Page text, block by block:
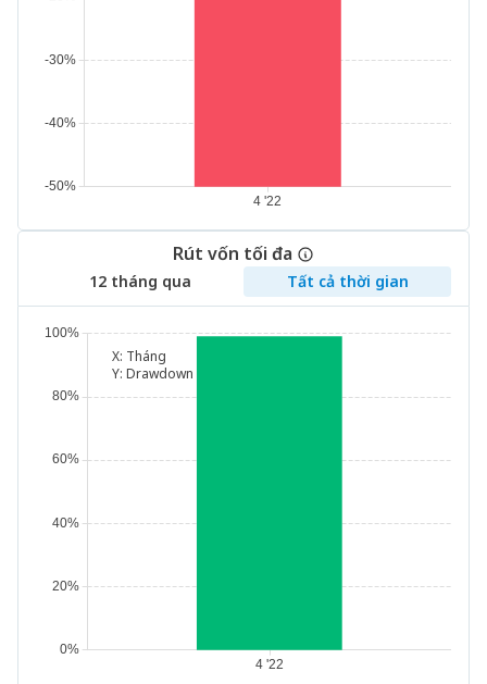
Rút vốn tối đa
12 tháng qua Tất cả thời gian
X: Tháng
Y: Drawdown